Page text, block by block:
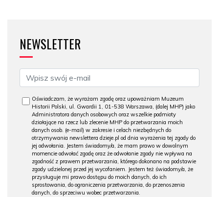
NEWSLETTER
Oświadczam, że wyrażam zgodę oraz upoważniam Muzeum
Historii Polski, ul. Gwardii 1, 01-538 Warszawa, (dalej MHP) jako
Administratora danych osobowych oraz wszelkie podmioty
działające na rzecz lub zlecenie MHP do przetwarzania moich
danych osob. (e-mail) w zakresie i celach niezbędnych do
otrzymywania newslettera dzieje.pl od dnia wyrażenia tej zgody do
jej odwołania. Jestem świadomy/a, że mam prawo w dowolnym
momencie odwołać zgodę oraz że odwołanie zgody nie wpływa na
zgodność z prawem przetwarzania, którego dokonano na podstawie
zgody udzielonej przed jej wycofaniem. Jestem też świadomy/a, że
przysługuje mi prawo dostępu do moich danych, do ich
sprostowania, do ograniczenia przetwarzania, do przenoszenia
danych, do sprzeciwu wobec przetwarzania.